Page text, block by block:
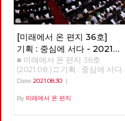
[미래에서 온 편지 36호]
기획 : 중심에 서다 - 2021
노동당 정기당대회를
소개합니다
■ 미래에서 온 편지 36호
(2021.08.) □ 기획 : 중심에 서다
- 2021 노동당 정기당대회를 소
회 준비위원장, 편집위원 “라면
Date 2021.08.30 |
By 미래에서 온 편지